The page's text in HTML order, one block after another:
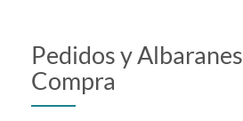
Pedidos y Albaranes
Compra